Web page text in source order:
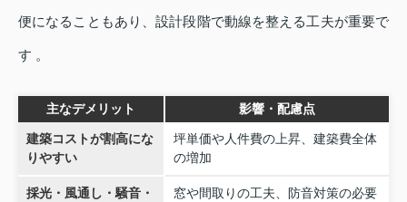
便になることもあり、設計段階で動線を整える工夫が重要で
す 。
主なデメリット 影響・配慮点
建築コストが割高にな
りやすい
坪単価や人件費の上昇、建築費全体
の増加
採光・風通し・騒音・
窓や間取りの工夫、防音対策の必要